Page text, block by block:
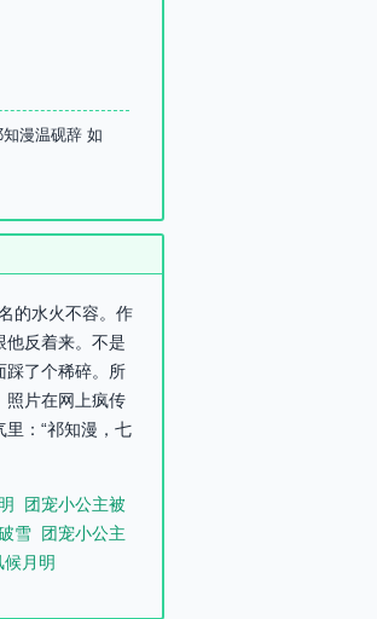
漫温砚辞 如
的水火不容。作
他反着来。不是
踩了个稀碎。所
照片在网上疯传
：“祁知漫，七
团宠小公主被
雪 团宠小公主
月明